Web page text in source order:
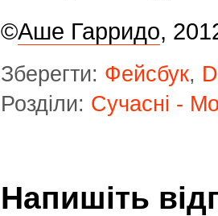
©Аше Гарридо,
Зберегти: Фейсбук,
Розділи: Сучасні -
Напишіть